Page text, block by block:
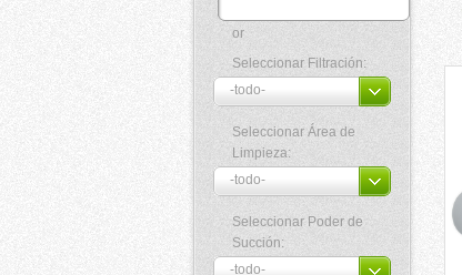
or
Seleccionar Filtración:
Seleccionar Área de
Limpieza:
Seleccionar Poder de
Succión: